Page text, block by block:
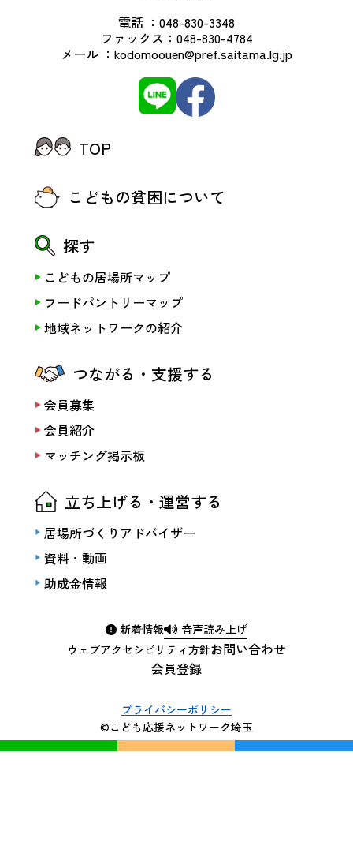
電話 ： 048-830-3348
ファックス： 048-830-4784
メール ： kodomoouen@pref.saitama.lg.jp
新着情報 音声読み上げ
会員登録
お問い合わせ
ウェブアクセシビリティ方針
TOP
こどもの貧困について
探す
こどもの居場所マップ
フードパントリーマップ
地域ネットワークの紹介
つながる・支援する
会員募集
会員紹介
マッチング掲示板
立ち上げる・運営する
居場所づくりアドバイザー
資料・動画
助成金情報
プライバシーポリシー
©こども応援ネットワーク埼玉